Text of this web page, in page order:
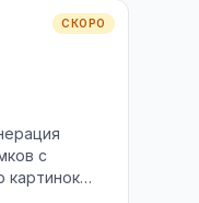
СКОРО
с